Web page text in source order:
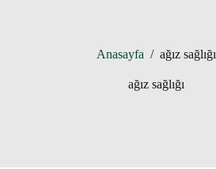
Anasayfa / ağız sağlığı
ağız sağlığı